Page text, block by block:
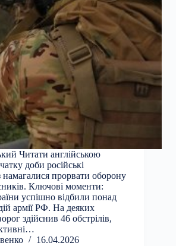
Читати англійською
доби російські
намагалися прорвати оборону
Ключові моменти:
успішно відбили понад
армії РФ. На деяких
здійснив 46 обстрілів,
16.04.2026